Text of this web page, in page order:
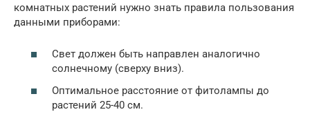
комнатных растений нужно знать правила пользования
данными приборами:
Свет должен быть направлен аналогично
солнечному (сверху вниз).
Оптимальное расстояние от фитолампы до
растений 25-40 см.